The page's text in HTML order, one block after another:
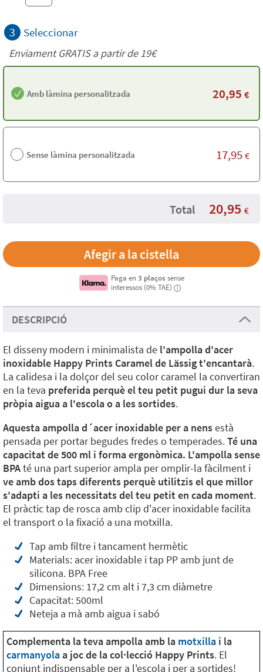
3 Seleccionar
Enviament GRATIS a partir de 19€
Amb làmina personalitzada 20,95 €
Sense làmina personalitzada 17,95 €
Total 20,95 €
Paga en 3 plaços sense
interessos (0% TAE)
i
DESCRIPCIÓ
El disseny modern i minimalista de l'ampolla d'acer
inoxidable Happy Prints Caramel de Lässig t'encantarà.
La calidesa i la dolçor del seu color caramel la convertiran
en la teva preferida perquè el teu petit pugui dur la seva
pròpia aigua a l'escola o a les sortides.
Aquesta ampolla d´acer inoxidable per a nensestà
pensada per portar begudes fredes o temperades.Té una
capacitat de 500 ml i forma ergonòmica. L'ampolla sense
BPAté una part superior ampla per omplir-la fàcilment i
ve amb dos taps diferents perquè utilitzis el que millor
s'adapti a les necessitats del teu petit en cada moment.
El pràctic tap de rosca amb clip d'acer inoxidable facilita
el transport o la fixació a una motxilla.
Tap amb filtre i tancament hermètic
Materials: acer inoxidable i tap PP amb junt de
silicona. BPA Free
Dimensions: 17,2 cm alt i 7,3 cm diàmetre
Capacitat: 500ml
Neteja a mà amb aigua i sabó
Complementa la teva ampolla amb la motxilla i la
carmanyolaa joc de la col·lecció Happy Prints. El
conjunt indispensable per a l'escola i per a sortides!